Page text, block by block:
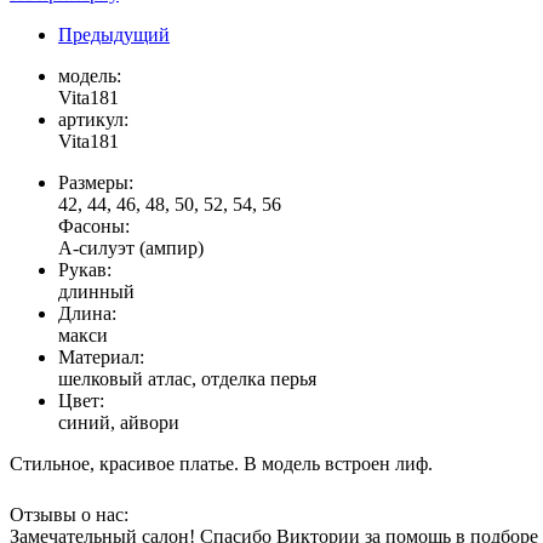
Предыдущий
модель:
Vita181
артикул:
Vita181
Размеры:
42, 44, 46, 48, 50, 52, 54, 56
Фасоны:
А-силуэт (ампир)
Рукав:
длинный
Длина:
макси
Материал:
шелковый атлас, отделка перья
Цвет:
синий, айвори
Стильное, красивое платье. В модель встроен лиф.
Отзывы о нас:
Замечательный салон! Спасибо Виктории за помощь в подборе